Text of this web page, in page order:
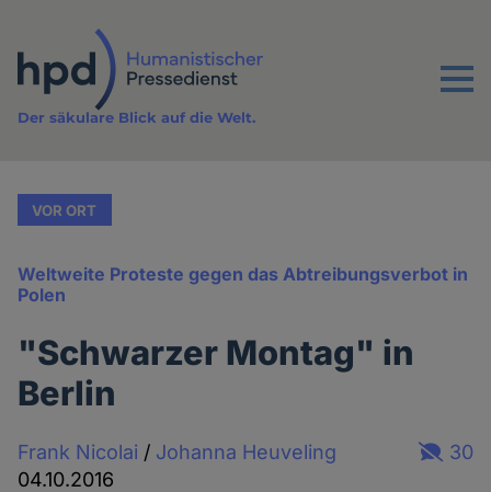
Inhalt
Menu
Der säkulare Blick auf die Welt.
VOR ORT
Weltweite Proteste gegen das Abtreibungsverbot in
Polen
"Schwarzer Montag" in
Berlin
Frank Nicolai / Johanna Heuveling
04.10.2016
30